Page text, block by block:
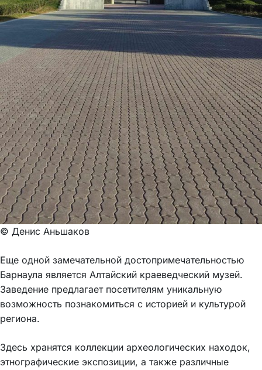
© Денис Аньшаков
Еще одной замечательной достопримечательностью
Барнаула является Алтайский краеведческий музей.
Заведение предлагает посетителям уникальную
возможность познакомиться с историей и культурой
региона.
Здесь хранятся коллекции археологических находок,
этнографические экспозиции, а также различные